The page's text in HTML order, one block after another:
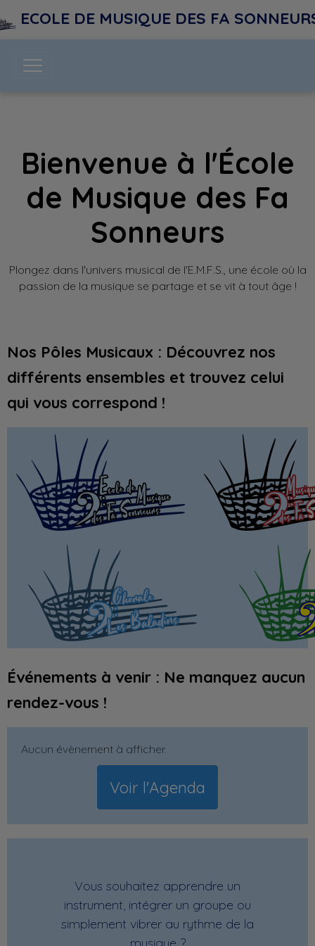
ECOLE DE MUSIQUE DES FA
Bienvenue à l'École
de Musique des Fa
Sonneurs
Plongez dans l'univers musical de l'E.M.F.S., une école où la
passion de la musique se partage et se vit à tout âge !
Nos Pôles Musicaux : Découvrez nos
différents ensembles et trouvez celui
qui vous correspond !
Événements à venir : Ne manquez aucun
rendez-vous !
Aucun évènement à afficher.
Voir l'Agenda
Vous souhaitez apprendre un
instrument, intégrer un groupe ou
simplement vibrer au rythme de la